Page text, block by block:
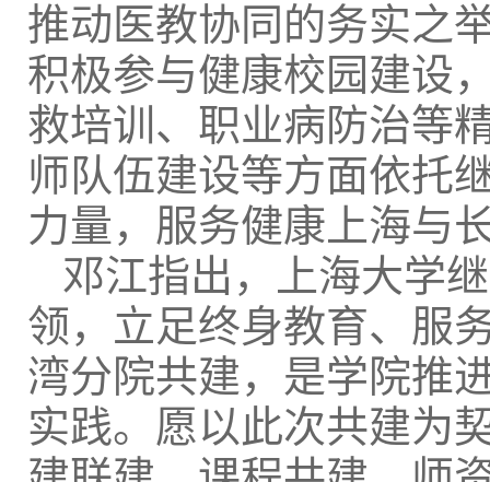
推动医教协同的务实之
积极参与健康校园建设
救培训、职业病防治等
师队伍建设等方面依托
力量，服务健康上海与
邓江指出，上海大学
领，立足终身教育、服
湾分院共建，是学院推
实践。愿以此次共建为